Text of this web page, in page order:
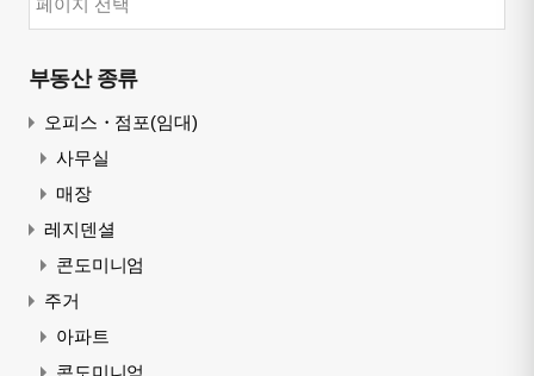
부동산 종류
오피스・점포(임대)
사무실
매장
레지덴셜
콘도미니엄
주거
아파트
콘도미니엄